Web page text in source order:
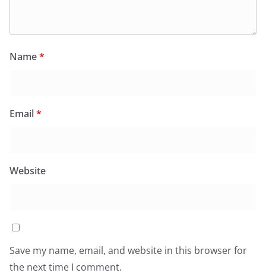
Name*
Email*
Website
Save my name, email, and website in this browser for
the next time I comment.